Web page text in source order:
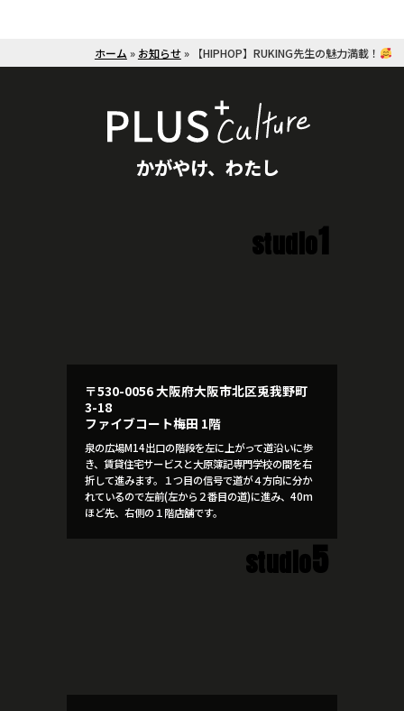
ホーム » お知らせ» 【HIPHOP】RUKING先生の魅力満載！
かがやけ、わたし
studio1
〒530-0056 大阪府大阪市北区兎我野町
3-18
ファイブコート梅田 1階
泉の広場M14出口の階段を左に上がって道沿いに歩
き、賃貸住宅サービスと大原簿記専門学校の間を右
折して進みます。１つ目の信号で道が４方向に分か
れているので左前(左から２番目の道)に進み、40m
ほど先、右側の１階店舗です。
studio5